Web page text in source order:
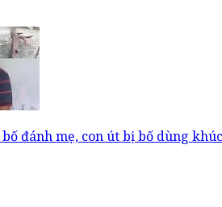
đánh mẹ, con út bị bố dùng